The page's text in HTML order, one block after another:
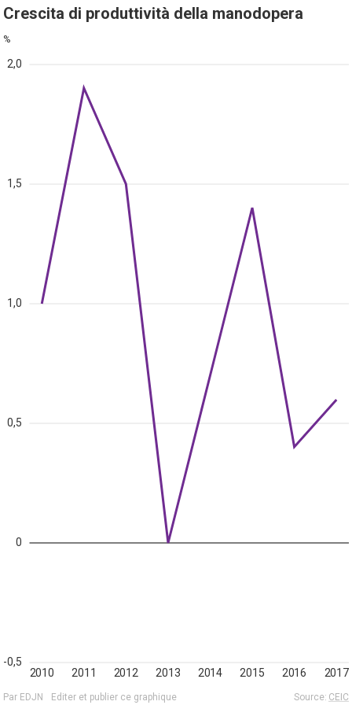
Crescita di produttività della manodopera
%
2017
2016
2015
2014
2013
2012
2011
2010
-0,5
0
0,5
1,0
1,5
2,0
Source: CEIC
Editer et publier ce graphique
Par EDJN